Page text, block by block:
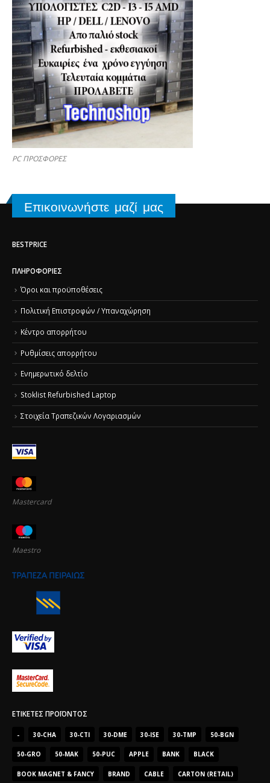
PC ΠΡΟΣΦΟΡΕΣ
Επικοινωνήστε μαζί μας
BESTPRICE
ΠΛΗΡΟΦΟΡΊΕΣ
Όροι και προϋποθέσεις
Πολιτική Επιστροφών / Υπαναχώρηση
Κέντρο απορρήτου
Ρυθμίσεις απορρήτου
Ενημερωτικό δελτίο
Stoklist Refurbished Laptop
Στοιχεία Τραπεζικών Λογαριασμών
Mastercard
Maestro
ΕΤΙΚΈΤΕΣ ΠΡΟΪΌΝΤΟΣ
- 30-CHA 30-CTI 30-DME 30-ISE 30-TMP 50-BGN
50-GRO 50-MAK 50-PUC APPLE BANK BLACK
BOOK MAGNET & FANCY BRAND CABLE CARTON (RETAIL)